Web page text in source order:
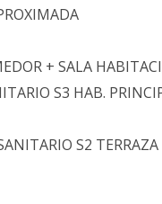
+ SALA
S3 HAB.
S2 TERRAZA